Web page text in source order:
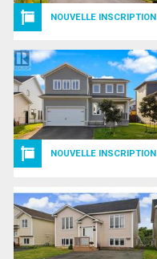
NOUVELLE INSCRIPTION
NOUVELLE INSCRIPTION